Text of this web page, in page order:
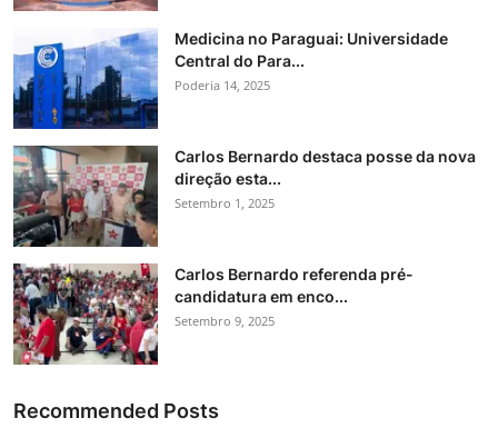
Medicina no Paraguai: Universidade
Central do Para...
Poderia 14, 2025
Carlos Bernardo destaca posse da nova
direção esta...
Setembro 1, 2025
Carlos Bernardo referenda pré-
candidatura em enco...
Setembro 9, 2025
Recommended Posts